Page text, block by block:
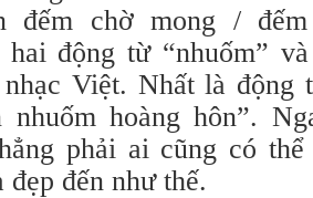
đếm chờ mong /
động từ “nhuốm”
Việt. Nhất là động
nhuốm hoàng hôn”.
phải ai cũng có
đẹp đến như thế.